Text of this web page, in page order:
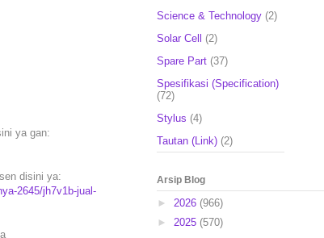
ya gan:
disini ya:
2645/jh7v1b-jual-
Science & Technology (2)
Solar Cell (2)
Spare Part (37)
Spesifikasi (Specification)
(72)
Stylus (4)
Tautan (Link) (2)
Arsip Blog
► 2026 (966)
► 2025 (570)